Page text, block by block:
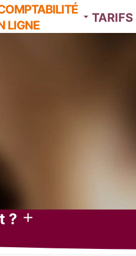
LIGNE
TARIFS
les secteurs
caisse ? BA ?
libérale ?
en
sécurisée
numérique
?